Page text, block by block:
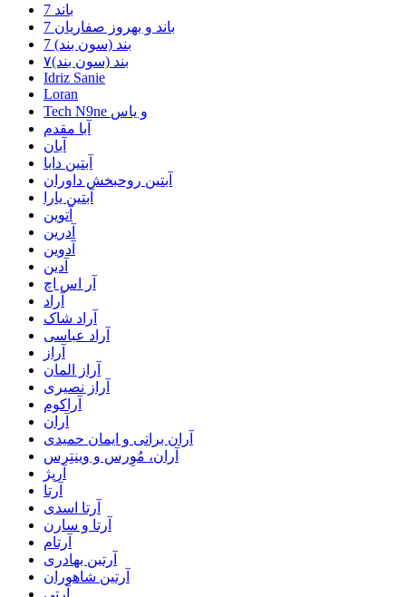
7 باند
7 باند و بهروز صفاریان
7 بند (سون بند)
۷بند (سون بند)
Idriz Sanie
Loran
Tech N9ne و یاس
آبا مقدم
آبان
آبتین دابا
آبتین روحبخش داوران
آبتین یارا
آتوین
آدرین
آدوین
آدین
آر اس اچ
آراد
آراد شاک
آراد عباسی
آراز
آراز المان
آراز نصیری
آراکوم
آران
آران براتی و ایمان حمیدی
آران، مُوِرس و وینتِرس
آرپژ
آرتا
آرتا اسدی
آرتا و سارن
آرتام
آرتبن بهادری
آرتين شاهوران
آرتی